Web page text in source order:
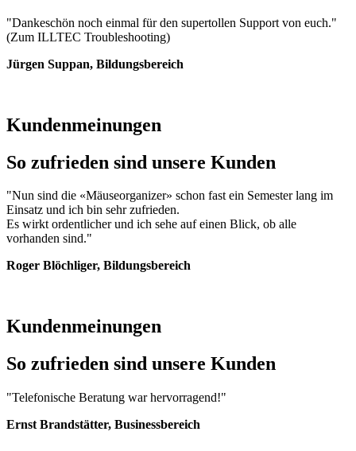
"Dankeschön noch einmal für den supertollen Support von euch."
(Zum ILLTEC Troubleshooting)
Jürgen Suppan, Bildungsbereich
Kundenmeinungen
So zufrieden sind unsere Kunden
"Nun sind die «Mäuseorganizer» schon fast ein Semester lang im
Einsatz und ich bin sehr zufrieden.
Es wirkt ordentlicher und ich sehe auf einen Blick, ob alle
vorhanden sind."
Roger Blöchliger, Bildungsbereich
Kundenmeinungen
So zufrieden sind unsere Kunden
"Telefonische Beratung war hervorragend!"
Ernst Brandstätter, Businessbereich